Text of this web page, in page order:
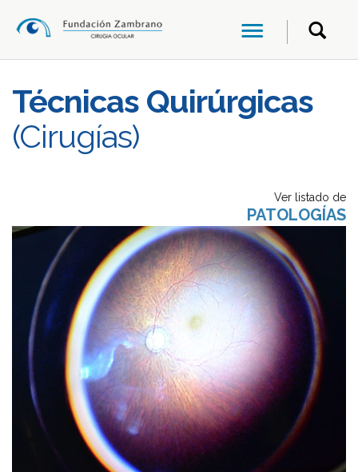
Técnicas Quirúrgicas
(Cirugías)
Ver listado de
PATOLOGÍAS